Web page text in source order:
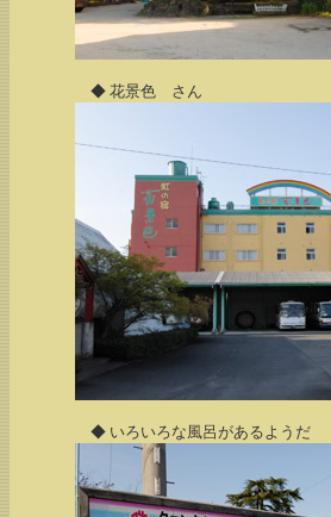
◆ 花景色 さん
◆ いろいろな風呂があるようだ